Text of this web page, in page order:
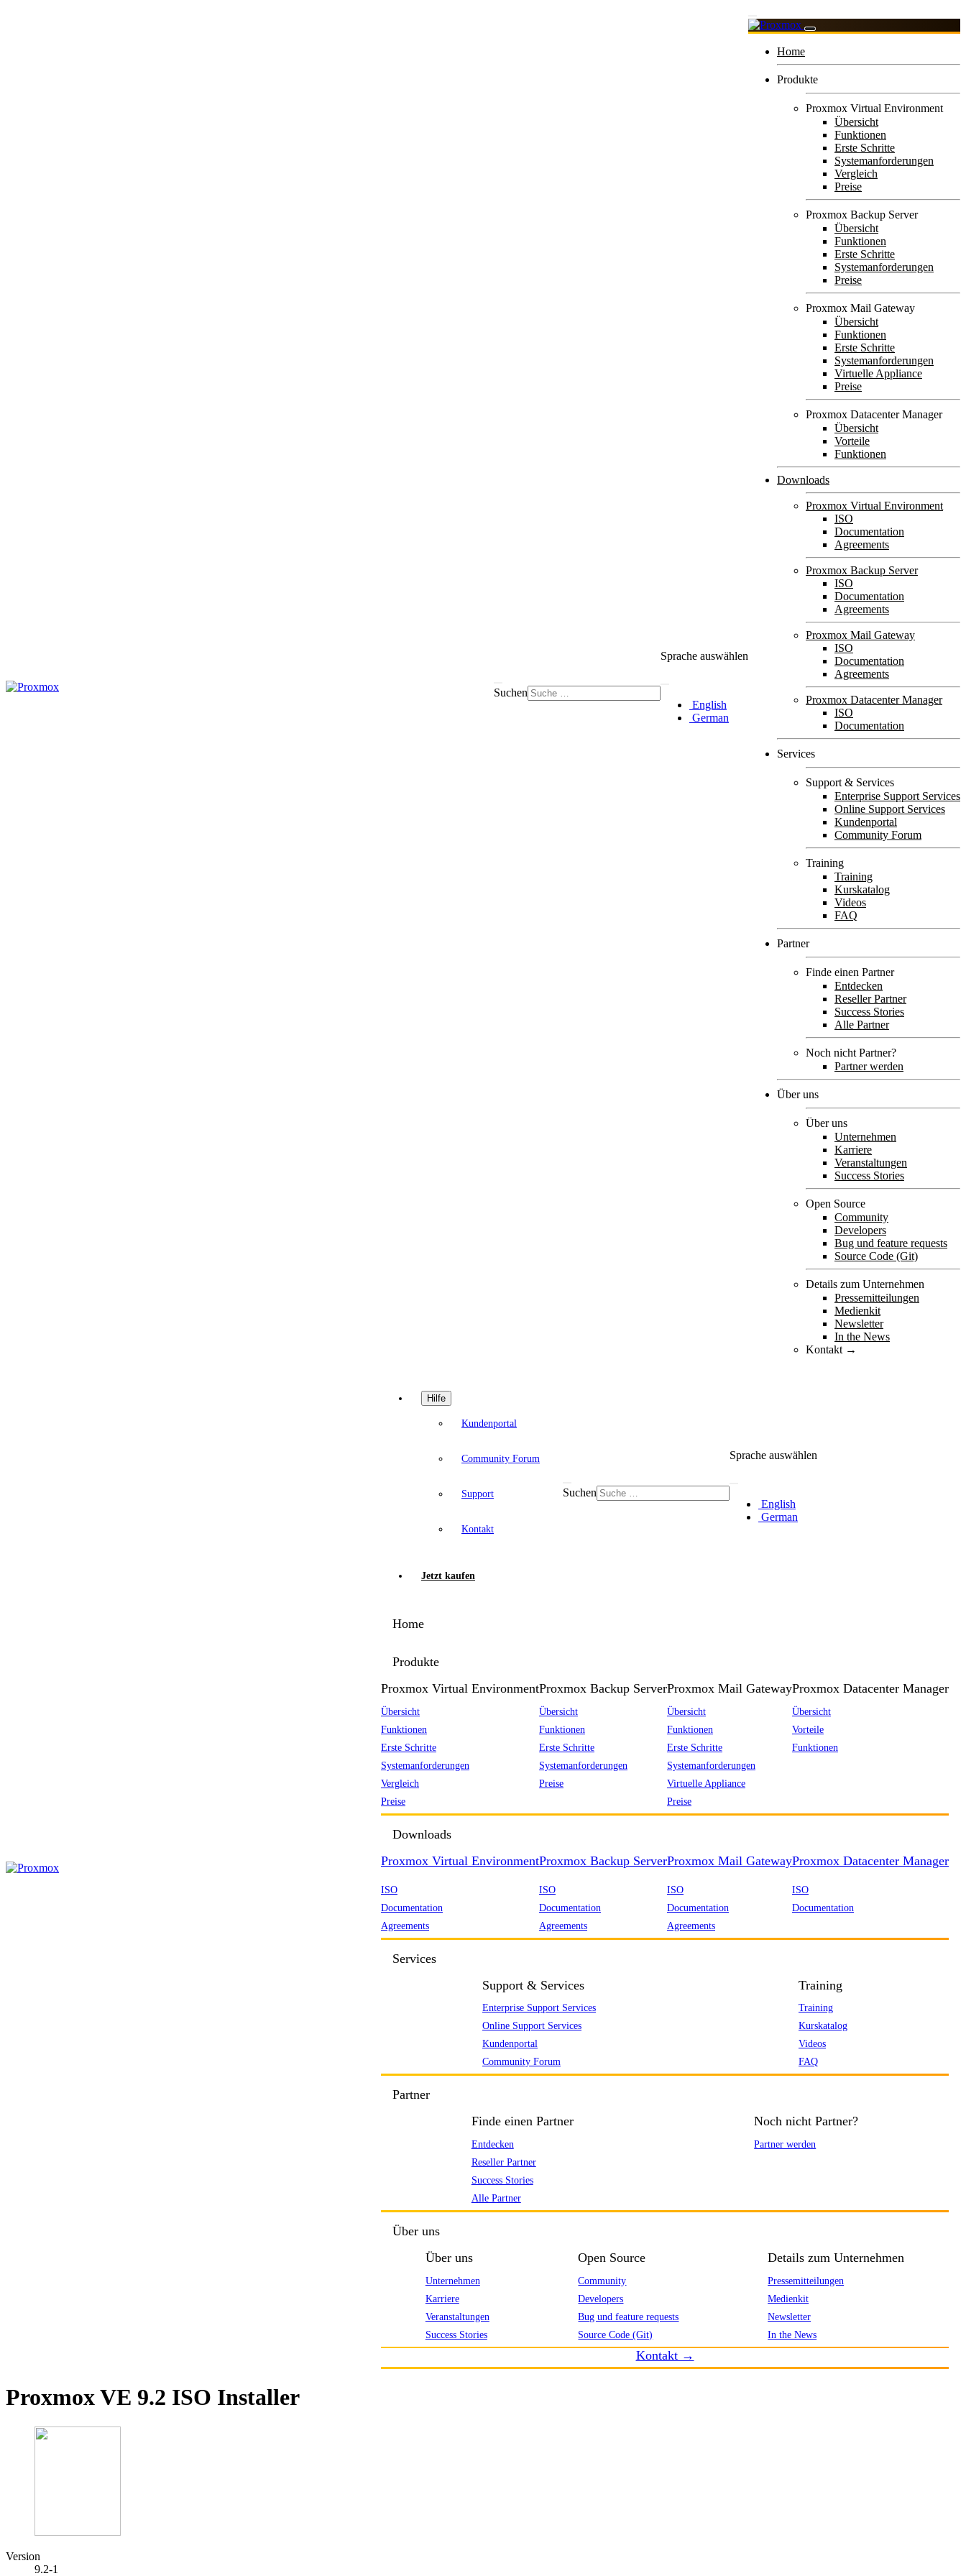
Suchen
Sprache auswählen
English
German
Home
Produkte
Proxmox Virtual Environment
Übersicht
Funktionen
Erste Schritte
Systemanforderungen
Vergleich
Preise
Proxmox Backup Server
Übersicht
Funktionen
Erste Schritte
Systemanforderungen
Preise
Proxmox Mail Gateway
Übersicht
Funktionen
Erste Schritte
Systemanforderungen
Virtuelle Appliance
Preise
Proxmox Datacenter Manager
Übersicht
Vorteile
Funktionen
Downloads
Proxmox Virtual Environment
ISO
Documentation
Agreements
Proxmox Backup Server
ISO
Documentation
Agreements
Proxmox Mail Gateway
ISO
Documentation
Agreements
Proxmox Datacenter Manager
ISO
Documentation
Services
Support & Services
Enterprise Support Services
Online Support Services
Kundenportal
Community Forum
Training
Training
Kurskatalog
Videos
FAQ
Partner
Finde einen Partner
Entdecken
Reseller Partner
Success Stories
Alle Partner
Noch nicht Partner?
Partner werden
Über uns
Über uns
Unternehmen
Karriere
Veranstaltungen
Success Stories
Open Source
Community
Developers
Bug und feature requests
Source Code (Git)
Details zum Unternehmen
Pressemitteilungen
Medienkit
Newsletter
In the News
Kontakt →
Hilfe
Kundenportal
Community Forum
Support
Kontakt
Jetzt kaufen
Suchen
Sprache auswählen
English
German
Home
Produkte
Proxmox Virtual Environment
Übersicht
Funktionen
Erste Schritte
Systemanforderungen
Vergleich
Preise
Proxmox Backup Server
Übersicht
Funktionen
Erste Schritte
Systemanforderungen
Preise
Proxmox Mail Gateway
Übersicht
Funktionen
Erste Schritte
Systemanforderungen
Virtuelle Appliance
Preise
Proxmox Datacenter Manager
Übersicht
Vorteile
Funktionen
Downloads
Proxmox Virtual Environment
ISO
Documentation
Agreements
Proxmox Backup Server
ISO
Documentation
Agreements
Proxmox Mail Gateway
ISO
Documentation
Agreements
Proxmox Datacenter Manager
ISO
Documentation
Services
Support & Services
Enterprise Support Services
Online Support Services
Kundenportal
Community Forum
Training
Training
Kurskatalog
Videos
FAQ
Partner
Finde einen Partner
Entdecken
Reseller Partner
Success Stories
Alle Partner
Noch nicht Partner?
Partner werden
Über uns
Über uns
Unternehmen
Karriere
Veranstaltungen
Success Stories
Open Source
Community
Developers
Bug und feature requests
Source Code (Git)
Details zum Unternehmen
Pressemitteilungen
Medienkit
Newsletter
In the News
Kontakt →
Proxmox VE 9.2 ISO Installer
Version
9.2-1